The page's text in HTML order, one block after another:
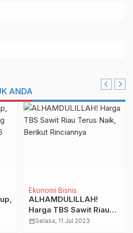
ANDA
Ekonomi Bisnis
ALHAMDULILLAH!
Harga TBS Sawit Riau
Terus Naik, Berikut
calendar_monthSelasa, 11 Jul 2023